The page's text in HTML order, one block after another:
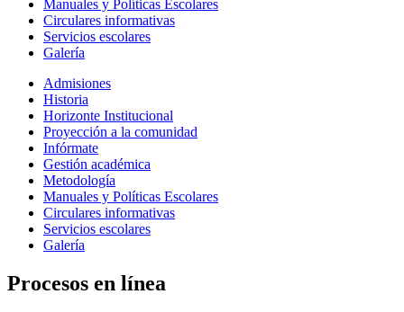
Manuales y Políticas Escolares
Circulares informativas
Servicios escolares
Galería
Admisiones
Historia
Horizonte Institucional
Proyección a la comunidad
Infórmate
Gestión académica
Metodología
Manuales y Políticas Escolares
Circulares informativas
Servicios escolares
Galería
Procesos en línea